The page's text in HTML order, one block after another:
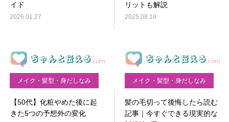
イド
2026.01.27
リットも解説
2025.08.19
メイク・髪型・身だしなみ
【50代】化粧やめた後に起
きた5つの予想外の変化
メイク・髪型・身だしなみ
髪の毛切って後悔したら読む
記事｜今すぐできる現実的な